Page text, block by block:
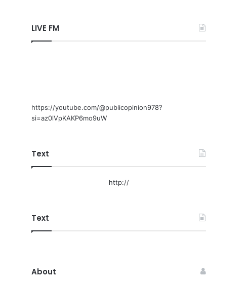
LIVE FM
https://youtube.com/@publicopinion978?
si=az0lVpKAKP6mo9uW
Text
http://
Text
About